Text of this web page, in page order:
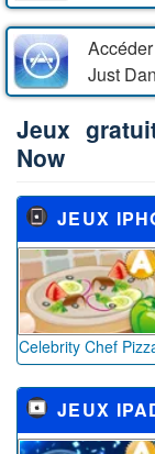
Just
Jeux
Now
JEUX
Celebrity Chef
JEUX